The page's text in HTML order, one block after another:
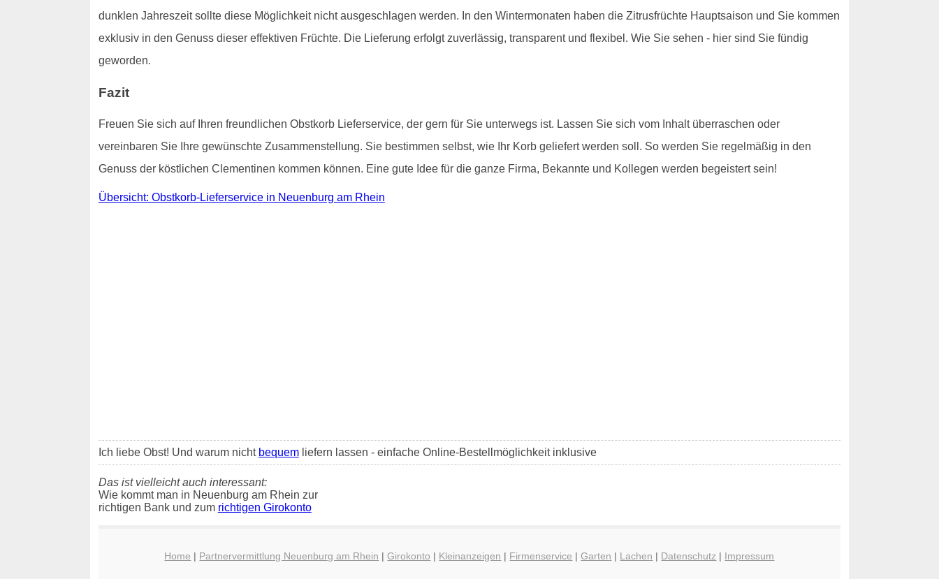
dunklen Jahreszeit sollte diese Möglichkeit nicht ausgeschlagen werden. In den Wintermonaten haben die Zitrusfrüchte Hauptsaison und Sie kommen
exklusiv in den Genuss dieser effektiven Früchte. Die Lieferung erfolgt zuverlässig, transparent und flexibel. Wie Sie sehen - hier sind Sie fündig
geworden.
Fazit
Freuen Sie sich auf Ihren freundlichen Obstkorb Lieferservice, der gern für Sie unterwegs ist. Lassen Sie sich vom Inhalt überraschen oder
vereinbaren Sie Ihre gewünschte Zusammenstellung. Sie bestimmen selbst, wie Ihr Korb geliefert werden soll. So werden Sie regelmäßig in den
Genuss der köstlichen Clementinen kommen können. Eine gute Idee für die ganze Firma, Bekannte und Kollegen werden begeistert sein!
Übersicht: Obstkorb-Lieferservice in Neuenburg am Rhein
Ich liebe Obst! Und warum nicht bequemliefern lassen - einfache Online-Bestellmöglichkeit inklusive
Das ist vielleicht auch interessant:
Wie kommt man in Neuenburg am Rhein zur
richtigen Bank und zum richtigen Girokonto
Home | Partnervermittlung Neuenburg am Rhein |Girokonto | Kleinanzeigen | Firmenservice |Garten | Lachen | Datenschutz | Impressum